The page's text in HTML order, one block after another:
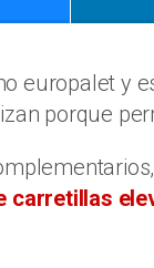
europalet y
porque
carretillas